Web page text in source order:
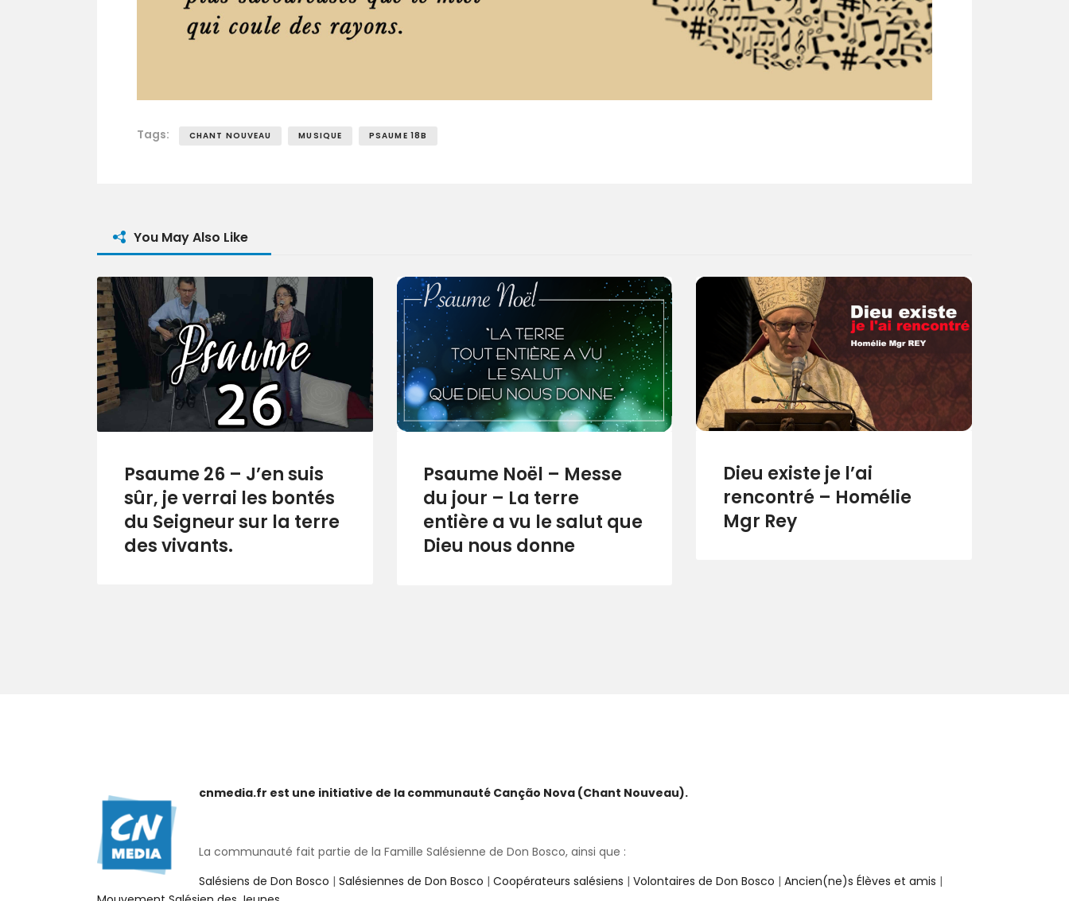
Tags: CHANT NOUVEAU MUSIQUE PSAUME 18B
You May Also Like
Psaume 26 – J’en suis
sûr, je verrai les bontés
du Seigneur sur la terre
des vivants.
Psaume Noël – Messe
du jour – La terre
entière a vu le salut que
Dieu nous donne
Dieu existe je l’ai
rencontré – Homélie
Mgr Rey
cnmedia.fr est une initiative de la communauté Canção Nova (Chant Nouveau).
La communauté fait partie de la Famille Salésienne de Don Bosco, ainsi que :
Salésiens de Don Bosco | Salésiennes de Don Bosco | Coopérateurs salésiens | Volontaires de Don Bosco | Ancien(ne)s Élèves et amis |